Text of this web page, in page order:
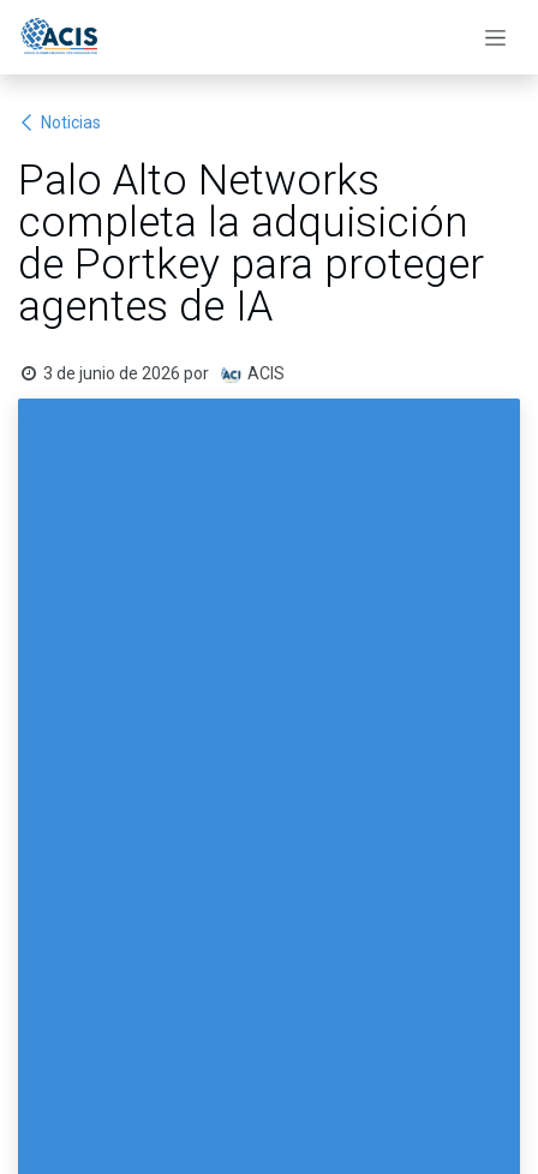
Noticias
Palo Alto Networks
completa la adquisición
de Portkey para proteger
agentes de IA
3 de junio de 2026 por ACIS